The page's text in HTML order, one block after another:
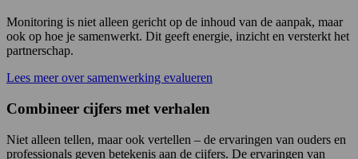
Monitoring is niet alleen gericht op de inhoud van de aanpak, maar
ook op hoe je samenwerkt. Dit geeft energie, inzicht en versterkt het
partnerschap.
Lees meer over samenwerking evalueren
Combineer cijfers met verhalen
Niet alleen tellen, maar ook vertellen – de ervaringen van ouders en
professionals geven betekenis aan de cijfers. De ervaringen van